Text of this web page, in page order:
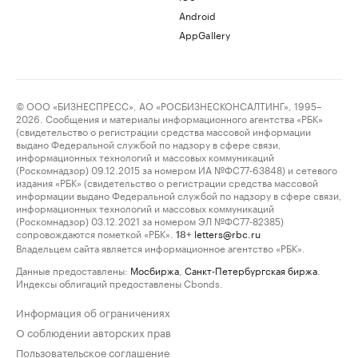
Android
AppGallery
© ООО «БИЗНЕСПРЕСС», АО «РОСБИЗНЕСКОНСАЛТИНГ», 1995–
2026. Сообщения и материалы информационного агентства «РБК»
(свидетельство о регистрации средства массовой информации
выдано Федеральной службой по надзору в сфере связи,
информационных технологий и массовых коммуникаций
(Роскомнадзор) 09.12.2015 за номером ИА №ФС77-63848) и сетевого
издания «РБК» (свидетельство о регистрации средства массовой
информации выдано Федеральной службой по надзору в сфере связи,
информационных технологий и массовых коммуникаций
(Роскомнадзор) 03.12.2021 за номером ЭЛ №ФС77-82385)
сопровождаются пометкой «РБК».
18+ letters@rbc.ru
Владельцем сайта является информационное агентство «РБК».
Данные предоставлены: Мосбиржа Санкт-Петербургская биржа
Индексы облигаций предоставлены Cbonds.
Информация об ограничениях
О соблюдении авторских прав
Пользовательское соглашение